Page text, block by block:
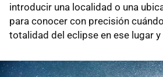
introducir una localidad o una
para conocer con precisión
totalidad del eclipse en ese lugar